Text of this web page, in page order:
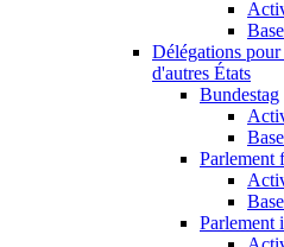
Délégations pour
d'autres États
Bundestag
Parlement
Parlement